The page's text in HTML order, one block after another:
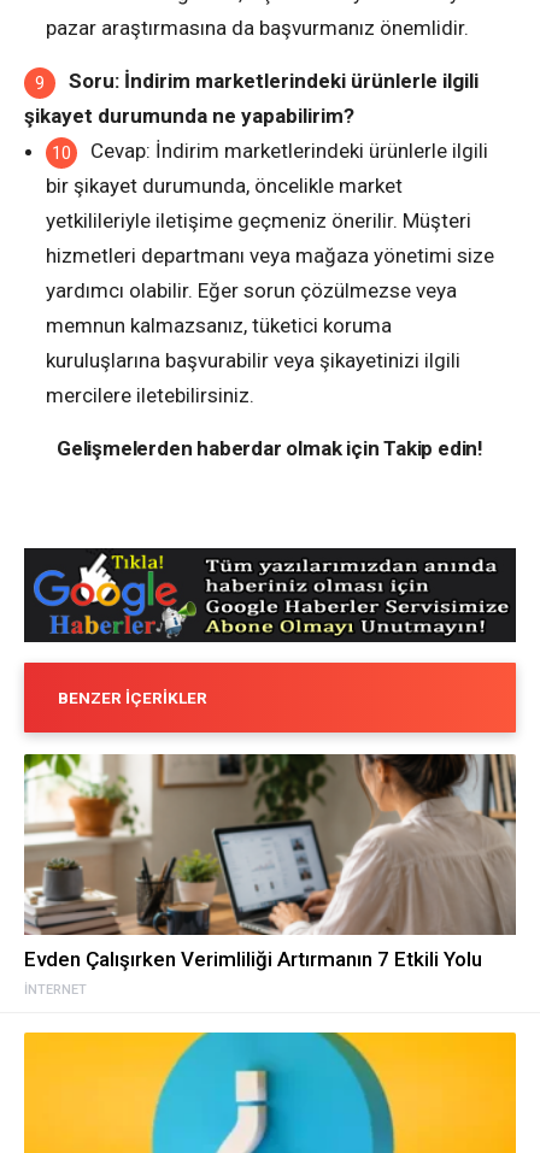
pazar araştırmasına da başvurmanız önemlidir.
Soru: İndirim marketlerindeki ürünlerle ilgili
şikayet durumunda ne yapabilirim?
Cevap: İndirim marketlerindeki ürünlerle ilgili
bir şikayet durumunda, öncelikle market
yetkilileriyle iletişime geçmeniz önerilir. Müşteri
hizmetleri departmanı veya mağaza yönetimi size
yardımcı olabilir. Eğer sorun çözülmezse veya
memnun kalmazsanız, tüketici koruma
kuruluşlarına başvurabilir veya şikayetinizi ilgili
mercilere iletebilirsiniz.
Gelişmelerden haberdar olmak için Takip edin!
BENZER İÇERIKLER
İNTERNET
Evden Çalışırken Verimliliği Artırmanın 7 Etkili Yolu